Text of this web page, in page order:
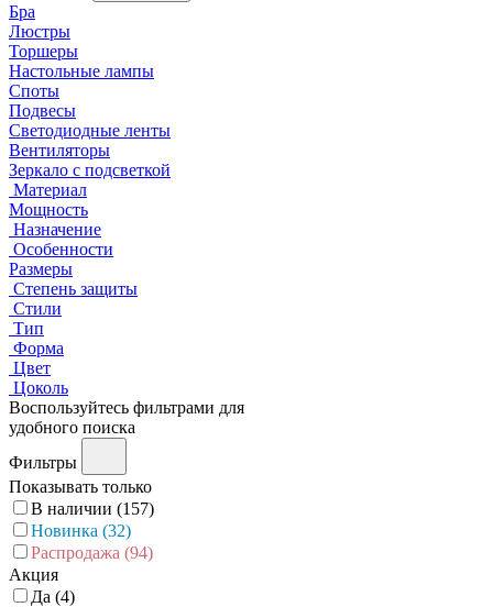
Бра
Люстры
Торшеры
Настольные лампы
Споты
Подвесы
Светодиодные ленты
Вентиляторы
Зеркало с подсветкой
Материал
Мощность
Назначение
Особенности
Размеры
Степень защиты
Стили
Тип
Форма
Цвет
Цоколь
Воспользуйтесь фильтрами для
удобного поиска
Фильтры
Показывать только
В наличии (157)
Новинка (32)
Распродажа (94)
Акция
Да (4)